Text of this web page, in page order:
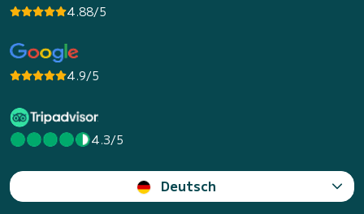
4.88/5
4.9/5
4.3/5
Deutsch